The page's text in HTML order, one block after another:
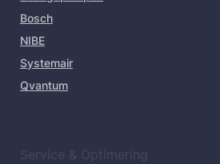
Bosch
NIBE
Systemair
Qvantum
Service & Optimering